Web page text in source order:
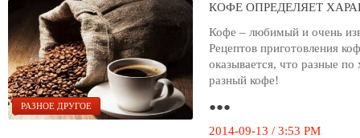
РАЗНОЕ ДРУГОЕ
КОФЕ ОПРЕДЕЛЯЕТ
Кофе – любимый и очень
Рецептов приготовления
оказывается, что разные
разный кофе!
●●●
2014-09-13 / 3:53 PM